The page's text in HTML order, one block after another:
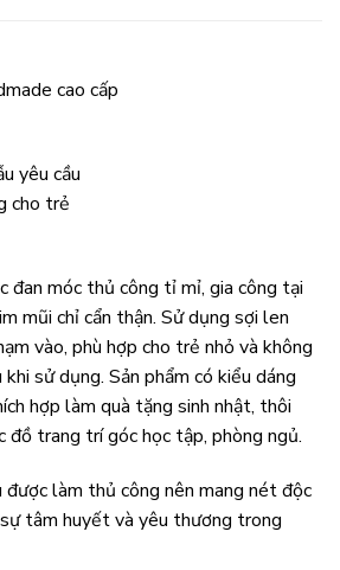
cao cấp
yêu cầu
cho trẻ
đan móc thủ công tỉ mỉ, gia công tại
mũi chỉ cẩn thận. Sử dụng sợi len
vào, phù hợp cho trẻ nhỏ và không
sử dụng. Sản phẩm có kiểu dáng
hợp làm quà tặng sinh nhật, thôi
đồ trang trí góc học tập, phòng ngủ.
được làm thủ công nên mang nét độc
tâm huyết và yêu thương trong